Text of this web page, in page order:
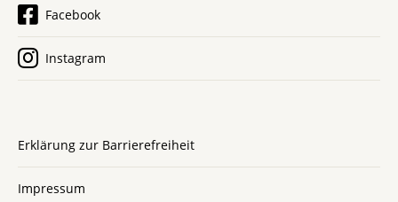
Facebook
Instagram
Erklärung zur Barrierefreiheit
Impressum